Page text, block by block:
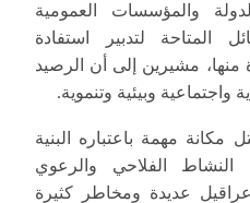
والمؤسسات العمومية
المتاحة لتدبير استفادة
منها، مشيرين إلى أن الرصيد
واجتماعية وبيئية وتنموية.
مكانة مهمة باعتباره البنية
النشاط الفلاحي والرعوي
عديدة ومخاطر كثيرة